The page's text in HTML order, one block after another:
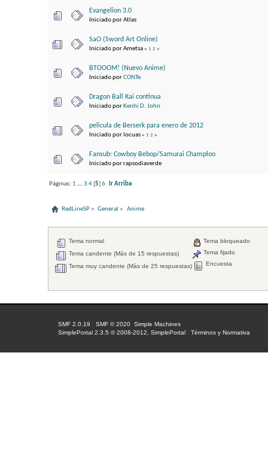
Evangelion 3.0
Iniciado por Atlas
SaO (Sword Art Online)
Iniciado por Ametsa « 1 2»
BTOOOM! (Nuevo Anime)
Iniciado porCONTe
Dragon Ball Kai continua
Iniciado porKenhi D. John
pelicula de Berserk para enero de 2012
Iniciado por locuas « 1 2»
Fansub: Cowboy Bebop/Samurai Champloo
Iniciado por rapsodiaverde
Páginas: 1 ...3 4[5] 6 Ir Arriba
RedLineSP » General » Anime
Tema normal
Tema candente (Más de 15 respuestas)
Tema muy candente (Más de 25 respuestas)
Tema bloqueado
Tema fijado
Encuesta
SMF 2.0.19 |SMF © 2020 ,Simple Machines
SimplePortal 2.3.5 © 2008-2012, SimplePortal
|Términos y Normativa